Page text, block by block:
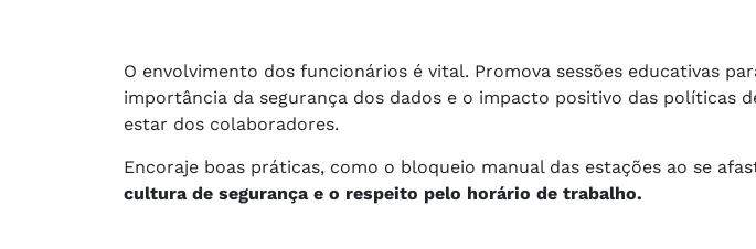
O envolvimento dos funcionários é vital. Promova sessões educativas
importância da segurança dos dados e o impacto positivo das políticas
estar dos colaboradores.
Encoraje boas práticas, como o bloqueio manual das estações ao se
cultura de segurança e o respeito pelo horário de trabalho.